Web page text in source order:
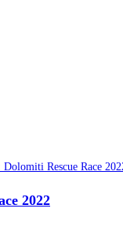
2022